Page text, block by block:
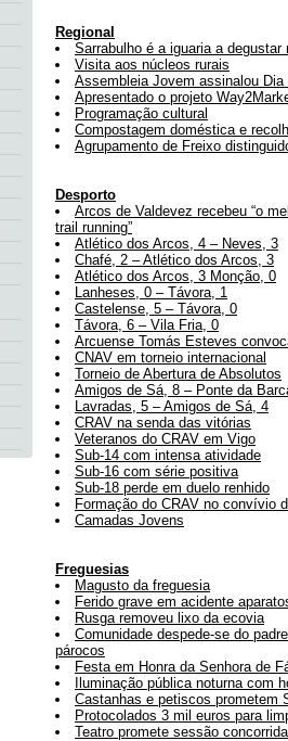
Regional
Sarrabulho é a iguaria a
Visita aos núcleos rurais
Assembleia Jovem assinalou
Apresentado o projeto
Programação cultural
Compostagem doméstica e
Agrupamento de Freixo
Desporto
Arcos de Valdevez recebeu “o
trail running”
Atlético dos Arcos, 4 – Neves, 3
Chafé, 2 – Atlético dos Arcos, 3
Atlético dos Arcos, 3 Monção, 0
Lanheses, 0 – Távora, 1
Castelense, 5 – Távora, 0
Távora, 6 – Vila Fria, 0
Arcuense Tomás Esteves
CNAV em torneio internacional
Torneio de Abertura de Absolutos
Amigos de Sá, 8 – Ponte da
Lavradas, 5 – Amigos de Sá, 4
CRAV na senda das vitórias
Veteranos do CRAV em Vigo
Sub-14 com intensa atividade
Sub-16 com série positiva
Sub-18 perde em duelo renhido
Formação do CRAV no convívio
Camadas Jovens
Freguesias
Magusto da freguesia
Ferido grave em acidente
Rusga removeu lixo da ecovia
Comunidade despede-se do
párocos
Festa em Honra da Senhora de
Iluminação pública noturna com
Castanhas e petiscos prometem
Protocolados 3 mil euros para
Teatro promete sessão concorrida